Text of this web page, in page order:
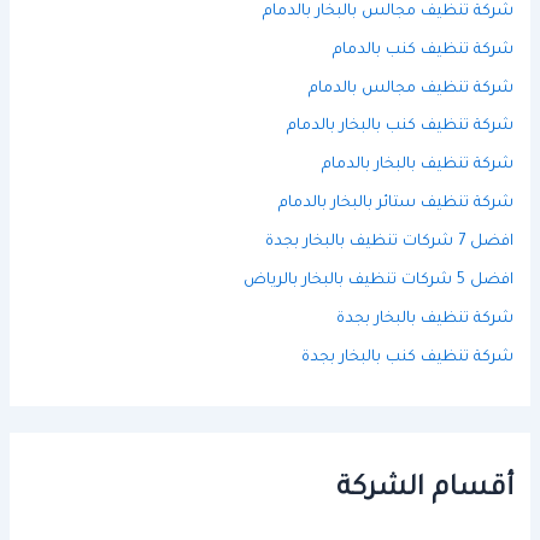
شركة تنظيف مجالس بالبخار بالدمام
شركة تنظيف كنب بالدمام
شركة تنظيف مجالس بالدمام
شركة تنظيف كنب بالبخار بالدمام
شركة تنظيف بالبخار بالدمام
شركة تنظيف ستائر بالبخار بالدمام
افضل 7 شركات تنظيف بالبخار بجدة
افضل 5 شركات تنظيف بالبخار بالرياض
شركة تنظيف بالبخار بجدة
شركة تنظيف كنب بالبخار بجدة
أقسام الشركة